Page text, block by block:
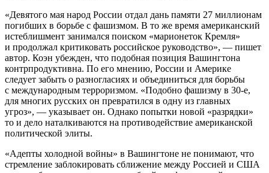
«Девятого мая народ России отдал дань памяти 27 миллионам
погибших в борьбе с фашизмом. В то же время американский
истеблишмент занимался поиском «марионеток Кремля»
и продолжал критиковать российское руководство», — пишет
автор. Коэн убежден, что подобная позиция Вашингтона
контрпродуктивна. По его мнению, России и Америке
следует забыть о разногласиях и объединиться для борьбы
с международным терроризмом. «Подобно фашизму в 30-е,
для многих русских он превратился в одну из главных
угроз», — указывает он. Однако попытки новой «разрядки»
то и дело наталкиваются на противодействие американской
политической элиты.
«Адепты холодной войны» в Вашингтоне не понимают, что
стремление заблокировать сближение между Россией и США